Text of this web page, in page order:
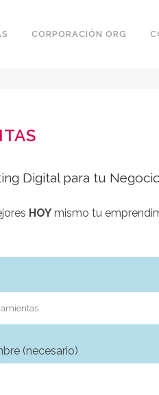
CORPORACIÓN ORG
Digital para tu
HOY mismo tu
(necesario)